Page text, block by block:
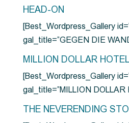
HEAD-ON
[Best_Wordpress_Gallery
gal_title=”GEGEN DIE
MILLION DOLLAR HOTEL
[Best_Wordpress_Gallery
gal_title=”MILLION DOLLAR
THE NEVERENDING